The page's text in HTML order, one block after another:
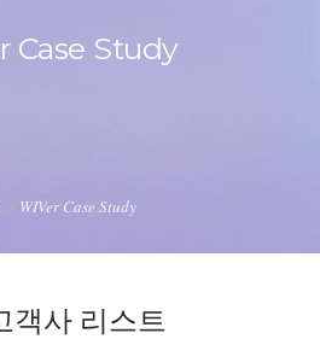
Case Study
WIVer Case Study
객사 리스트